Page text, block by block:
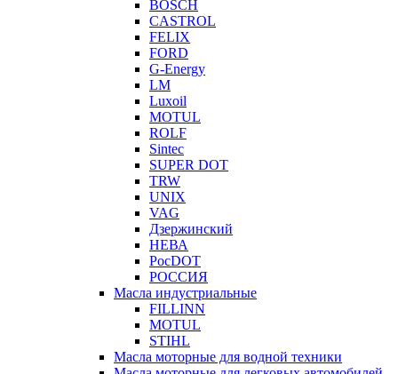
BOSCH
CASTROL
FELIX
FORD
G-Energy
LM
Luxoil
MOTUL
ROLF
Sintec
SUPER DOT
TRW
UNIX
VAG
Дзержинский
НЕВА
РосDOT
РОССИЯ
Масла индустриальные
FILLINN
MOTUL
STIHL
Масла моторные для водной техники